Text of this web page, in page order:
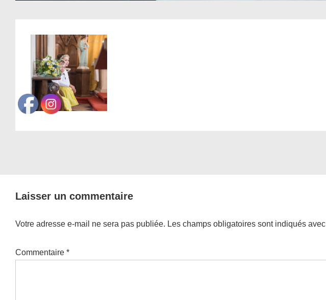
Laisser un commentaire
Votre adresse e-mail ne sera pas publiée. Les champs obligatoires sont indiqués avec
Commentaire *